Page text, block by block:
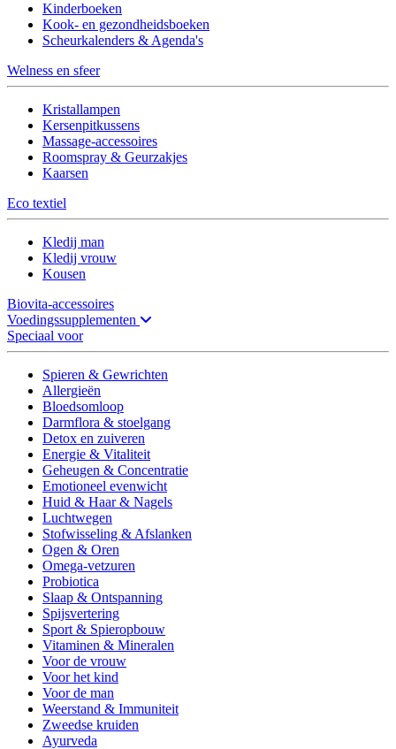
Kinderboeken
Kook- en gezondheidsboeken
Scheurkalenders & Agenda's
Welness en sfeer
Kristallampen
Kersenpitkussens
Massage-accessoires
Roomspray & Geurzakjes
Kaarsen
Eco textiel
Kledij man
Kledij vrouw
Kousen
Biovita-accessoires
Voedingssupplementen
Speciaal voor
Spieren & Gewrichten
Allergieën
Bloedsomloop
Darmflora & stoelgang
Detox en zuiveren
Energie & Vitaliteit
Geheugen & Concentratie
Emotioneel evenwicht
Huid & Haar & Nagels
Luchtwegen
Stofwisseling & Afslanken
Ogen & Oren
Omega-vetzuren
Probiotica
Slaap & Ontspanning
Spijsvertering
Sport & Spieropbouw
Vitaminen & Mineralen
Voor de vrouw
Voor het kind
Voor de man
Weerstand & Immuniteit
Zweedse kruiden
Ayurveda